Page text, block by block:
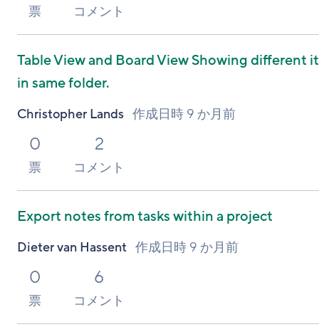
票 コメント
Table View and Board View Showing different
in same folder.
Christopher Lands 作成日時 9 か月前
0
票
2
コメント
Export notes from tasks within a project
Dieter van Hassent 作成日時 9 か月前
0
票
6
コメント